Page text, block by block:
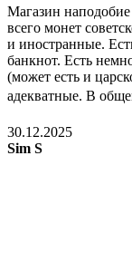
Магазин
всего монет
и иностранные.
банкнот. Есть
(может есть и
адекватные. В
30.12.2025
Sim S